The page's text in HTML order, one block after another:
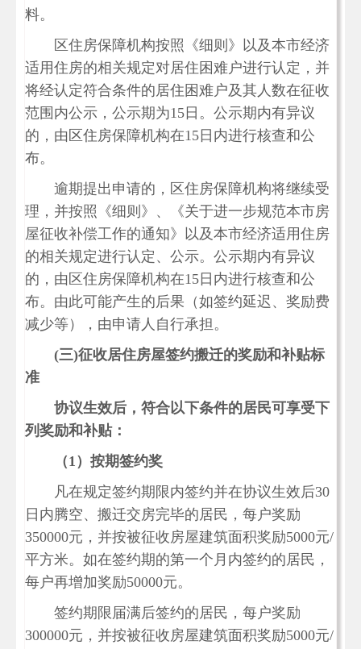
料。
区住房保障机构按照《细则》以及本市经济
适用住房的相关规定对居住困难户进行认定，并
将经认定符合条件的居住困难户及其人数在征收
范围内公示，公示期为15日。公示期内有异议
的，由区住房保障机构在15日内进行核查和公
布。
逾期提出申请的，区住房保障机构将继续受
理，并按照《细则》、《关于进一步规范本市房
屋征收补偿工作的通知》以及本市经济适用住房
的相关规定进行认定、公示。公示期内有异议
的，由区住房保障机构在15日内进行核查和公
布。由此可能产生的后果（如签约延迟、奖励费
减少等），由申请人自行承担。
(三)征收居住房屋签约搬迁的奖励和补贴标
准
协议生效后，符合以下条件的居民可享受下
列奖励和补贴：
（1）按期签约奖
凡在规定签约期限内签约并在协议生效后30
日内腾空、搬迁交房完毕的居民，每户奖励
350000元，并按被征收房屋建筑面积奖励5000元/
平方米。如在签约期的第一个月内签约的居民，
每户再增加奖励50000元。
签约期限届满后签约的居民，每户奖励
300000元，并按被征收房屋建筑面积奖励5000元/